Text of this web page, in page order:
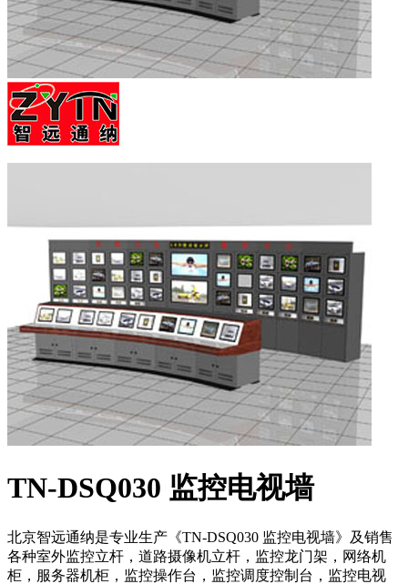
TN-DSQ030 监控电视墙
北京智远通纳是专业生产《TN-DSQ030 监控电视墙》及销售
各种室外监控立杆，道路摄像机立杆，监控龙门架，网络机
柜，服务器机柜，监控操作台，监控调度控制台，监控电视